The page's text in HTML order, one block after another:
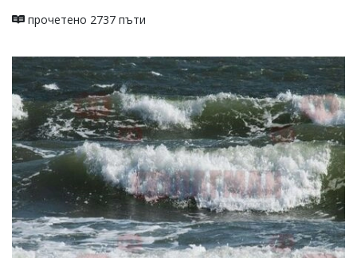
Иван
office@flagman.bg
Коментарите
под
статиите
се
въвеждат
от
читателите
и
редакцията
не
носи
отговорност
прочетено 2737 пъти